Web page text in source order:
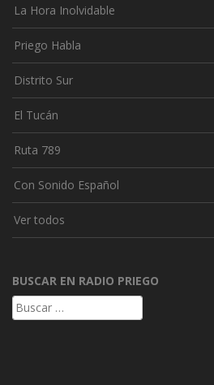
La Hora Inolvidable
Priego Habla
Distrito Sur
El Tucán
Ruta 789
Con Sonido Español
Ver todos
BUSCAR EN RADIO PRIEGO
Buscar: